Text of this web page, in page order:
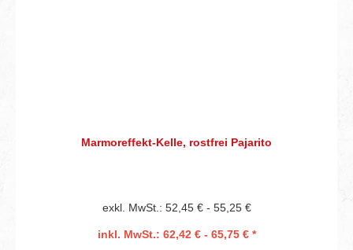
Marmoreffekt-Kelle, rostfrei Pajarito
exkl. MwSt.: 52,45 € - 55,25 €
inkl. MwSt.: 62,42 € - 65,75 € *